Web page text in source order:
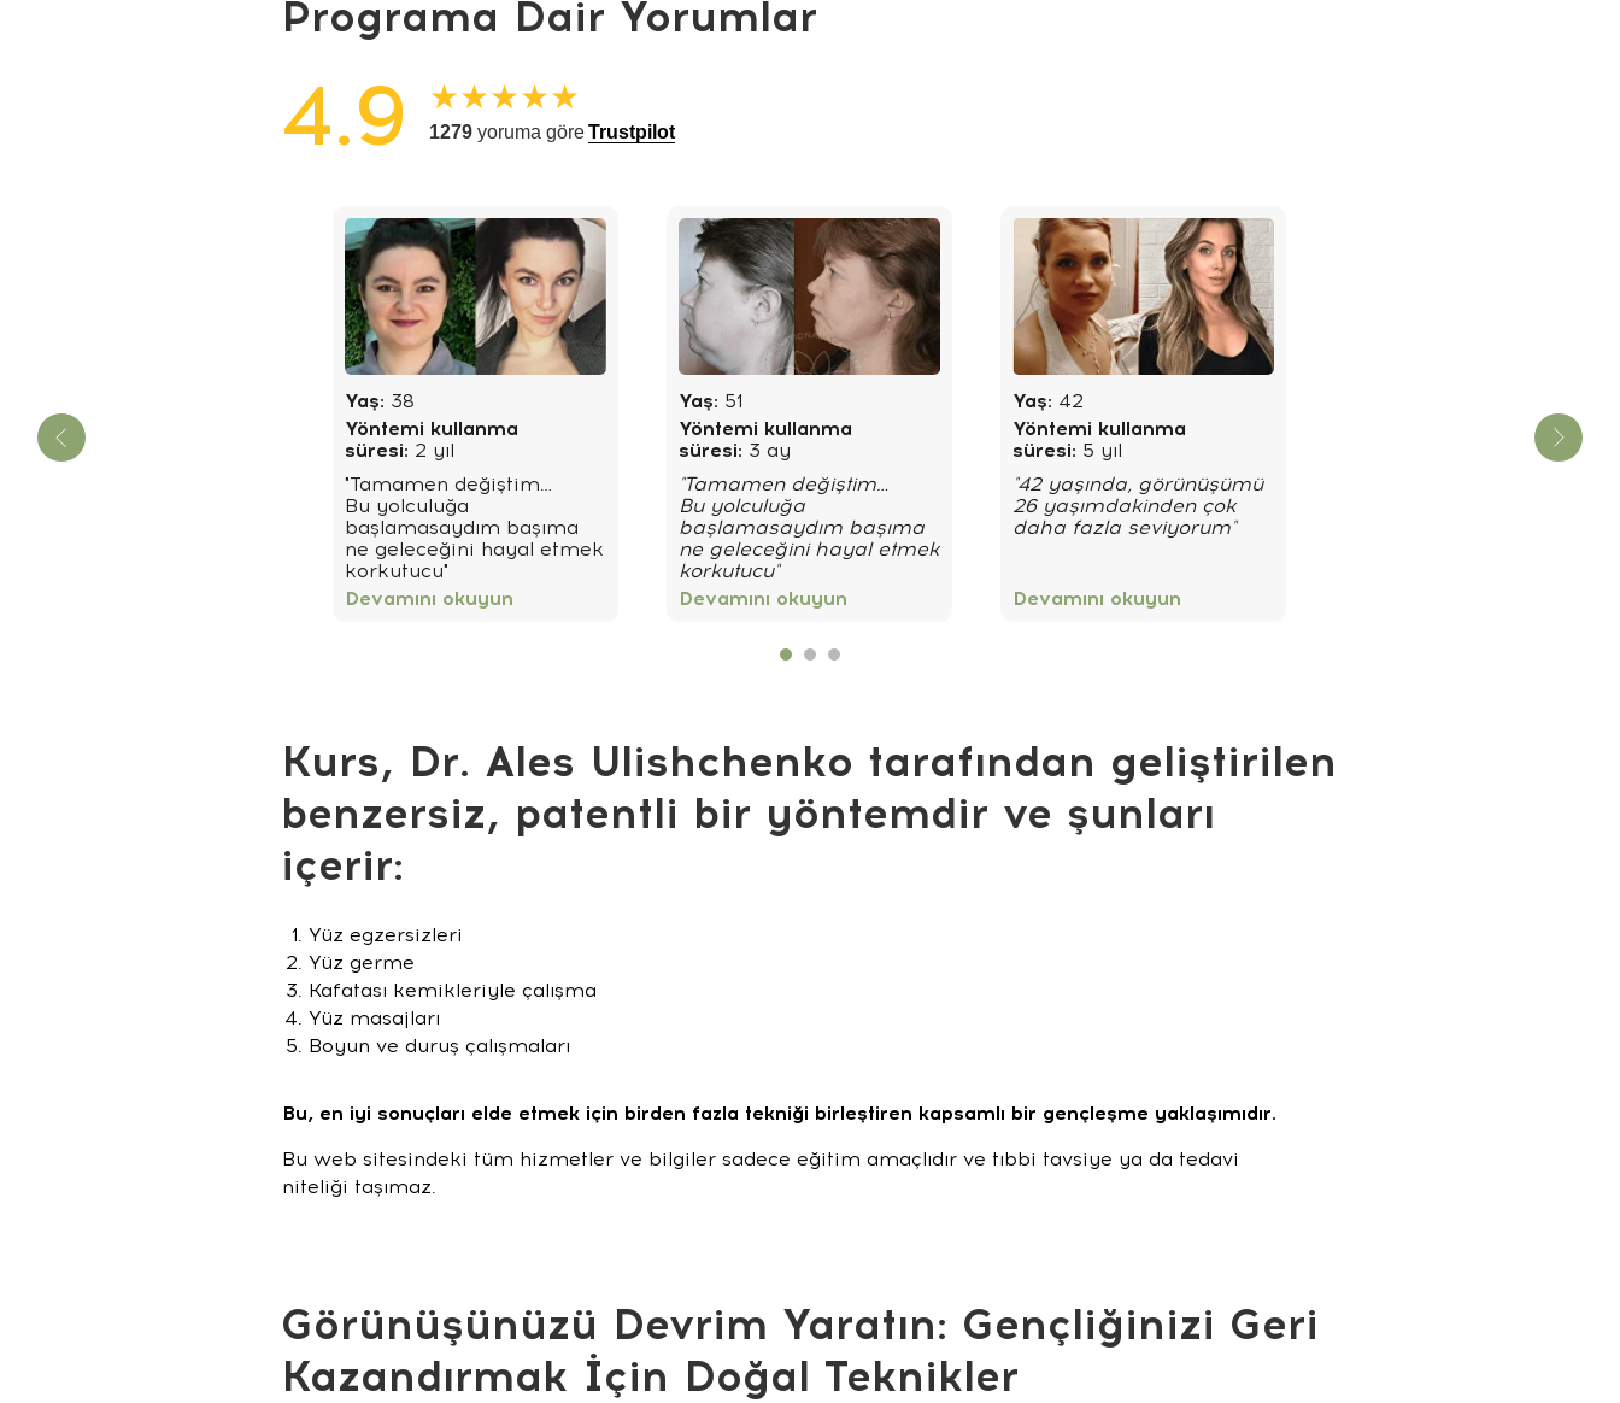
4.9
Programa Dair Yorumlar
★★★★★
1279 yoruma göreTrustpilot
Yaş: 38
Yöntemi kullanma
süresi: 2 yıl
"Tamamen değiştim…
Bu yolculuğa
başlamasaydım başıma
ne geleceğini hayal etmek
korkutucu"
Devamını okuyun
Yaş: 51
Yöntemi kullanma
süresi: 3 ay
"Tamamen değiştim…
Bu yolculuğa
başlamasaydım başıma
ne geleceğini hayal etmek
korkutucu"
Devamını okuyun
Yaş: 42
Yöntemi kullanma
süresi: 5 yıl
"42 yaşında, görünüşümü
26 yaşımdakinden çok
daha fazla seviyorum"
Devamını okuyun
Kurs, Dr. Ales Ulishchenko tarafından geliştirilen
benzersiz, patentli bir yöntemdir ve şunları
içerir:
Bu, en iyi sonuçları elde etmek için birden fazla tekniği birleştiren kapsamlı bir gençleşme yaklaşımıdır.
Bu web sitesindeki tüm hizmetler ve bilgiler sadece eğitim amaçlıdır ve tıbbi tavsiye ya da tedavi
niteliği taşımaz.
Yüz egzersizleri
Yüz germe
Kafatası kemikleriyle çalışma
Yüz masajları
Boyun ve duruş çalışmaları
Görünüşünüzü Devrim Yaratın: Gençliğinizi Geri
Kazandırmak İçin Doğal Teknikler